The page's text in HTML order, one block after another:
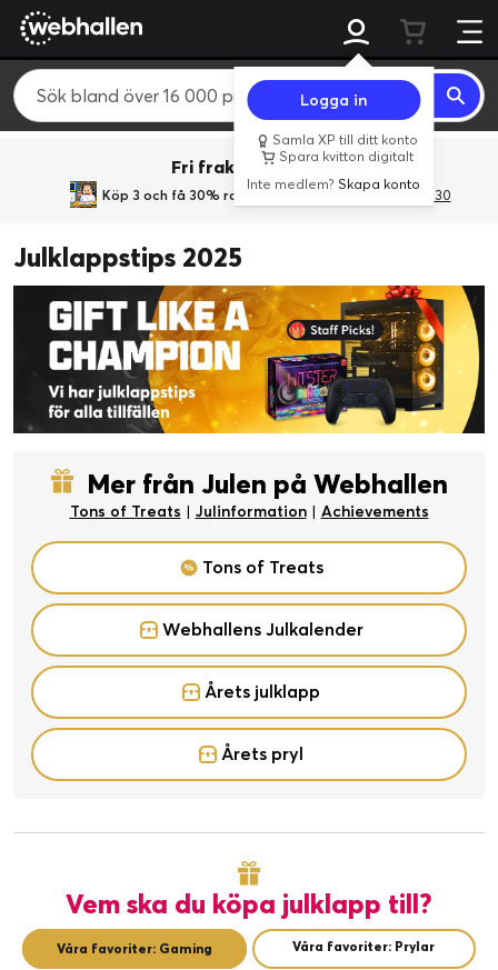
Logga in
Samla XP till ditt konto
Spara kvitton digitalt
Inte medlem?Skapa konto
Fri frakt över 800 kr.
Köp 3 och få 30% rabatt med rabattkoden 3Gives30
Julklappstips 2025
Mer från Julen på Webhallen
Tons of Treats | Julinformation| Achievements
Tons of Treats
Webhallens Julkalender
Årets julklapp
Årets pryl
Vem ska du köpa julklapp till?
Våra favoriter: Gaming Våra favoriter: Prylar